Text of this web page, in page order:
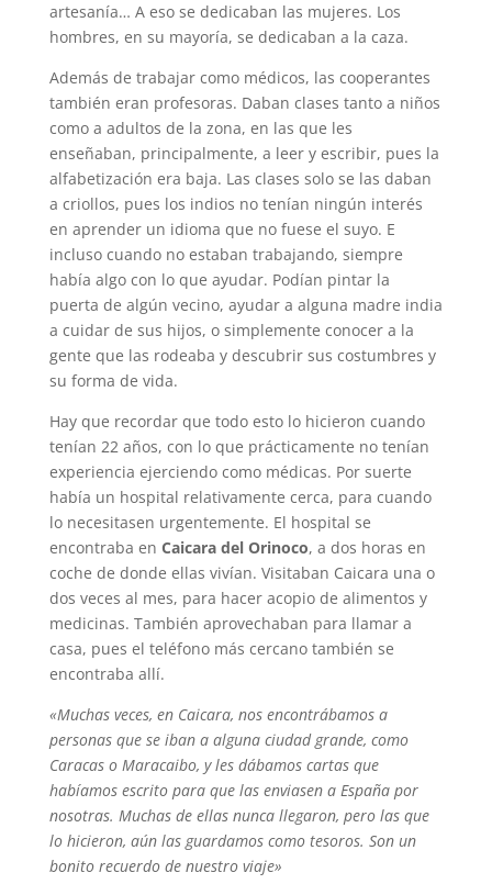
artesanía… A eso se dedicaban las mujeres. Los
hombres, en su mayoría, se dedicaban a la caza.
Además de trabajar como médicos, las cooperantes
también eran profesoras. Daban clases tanto a niños
como a adultos de la zona, en las que les
enseñaban, principalmente, a leer y escribir, pues la
alfabetización era baja. Las clases solo se las daban
a criollos, pues los indios no tenían ningún interés
en aprender un idioma que no fuese el suyo. E
incluso cuando no estaban trabajando, siempre
había algo con lo que ayudar. Podían pintar la
puerta de algún vecino, ayudar a alguna madre india
a cuidar de sus hijos, o simplemente conocer a la
gente que las rodeaba y descubrir sus costumbres y
su forma de vida.
Hay que recordar que todo esto lo hicieron cuando
tenían 22 años, con lo que prácticamente no tenían
experiencia ejerciendo como médicas. Por suerte
había un hospital relativamente cerca, para cuando
lo necesitasen urgentemente. El hospital se
encontraba en Caicara del Orinoco, a dos horas en
coche de donde ellas vivían. Visitaban Caicara una o
dos veces al mes, para hacer acopio de alimentos y
medicinas. También aprovechaban para llamar a
casa, pues el teléfono más cercano también se
encontraba allí.
«Muchas veces, en Caicara, nos encontrábamos a
personas que se iban a alguna ciudad grande, como
Caracas o Maracaibo, y les dábamos cartas que
habíamos escrito para que las enviasen a España por
nosotras. Muchas de ellas nunca llegaron, pero las que
lo hicieron, aún las guardamos como tesoros. Son un
bonito recuerdo de nuestro viaje»